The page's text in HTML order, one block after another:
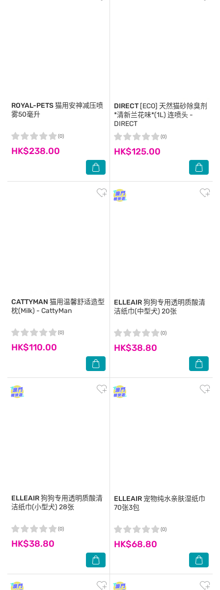
ROYAL-PETS猫用安神减压喷
雾50毫升
HK$238.00
(0)
DIRECT [ECO] 天然猫砂除臭剂
*清新兰花味*(1L) 连喷头 -
DIRECT
HK$125.00
(0)
CATTYMAN 猫用温馨舒适造型
枕(Milk) - CattyMan
HK$110.00
(0)
ELLEAIR狗狗专用透明质酸清
洁纸巾(中型犬) 20张
HK$38.80
(0)
ELLEAIR狗狗专用透明质酸清
洁纸巾(小型犬) 28张
HK$38.80
(0)
ELLEAIR 宠物纯水亲肤湿纸巾
70张3包
HK$68.80
(0)